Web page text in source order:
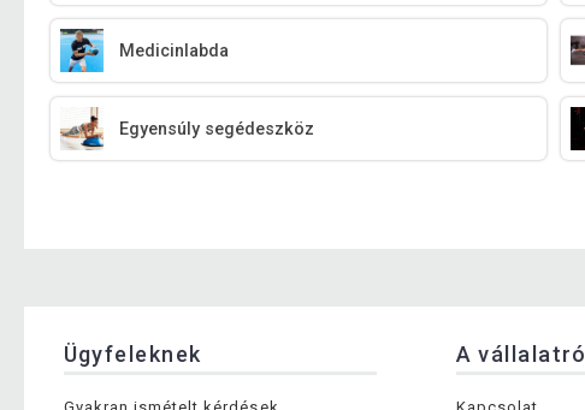
Medicinlabda
Egyensúly segédeszköz
Ügyfeleknek A vállalatról